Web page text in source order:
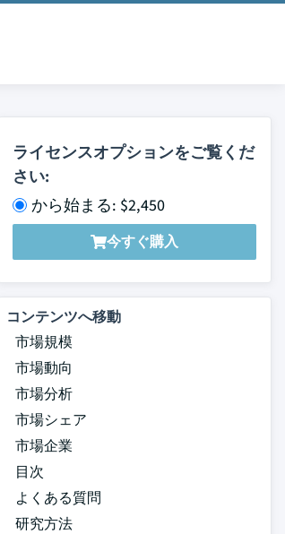
ライセンスオプションをご覧くだ
さい:
から始まる: $2,450
今すぐ購入
コンテンツへ移動
市場規模
市場動向
市場分析
市場シェア
市場企業
目次
よくある質問
研究方法